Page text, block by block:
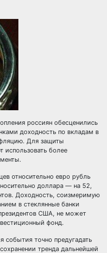
россиян обесценились
доходность по вкладам в
Для защиты
использовать более
относительно евро рубль
доллара — на 52,
Доходность, соизмеримую
в стеклянные банки
США, не может
фонд.
события точно предугадать
тренда дальнейшей